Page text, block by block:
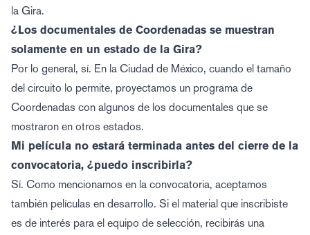
la Gira.
¿Los documentales de Coordenadas se muestran
solamente en un estado de la Gira?
Por lo general, sí. En la Ciudad de México, cuando el tamaño
del circuito lo permite, proyectamos un programa de
Coordenadas con algunos de los documentales que se
mostraron en otros estados.
Mi película no estará terminada antes del cierre de la
convocatoria, ¿puedo inscribirla?
Sí. Como mencionamos en la convocatoria, aceptamos
también películas en desarrollo. Si el material que inscribiste
es de interés para el equipo de selección, recibirás una